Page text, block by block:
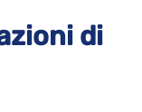
di